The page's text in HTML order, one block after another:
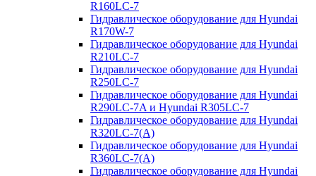
R160LC-7
Гидравлическое оборудование для Hyundai
R170W-7
Гидравлическое оборудование для Hyundai
R210LC-7
Гидравлическое оборудование для Hyundai
R250LC-7
Гидравлическое оборудование для Hyundai
R290LC-7A и Hyundai R305LC-7
Гидравлическое оборудование для Hyundai
R320LC-7(A)
Гидравлическое оборудование для Hyundai
R360LC-7(A)
Гидравлическое оборудование для Hyundai